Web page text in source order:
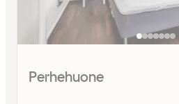
Perhehuone